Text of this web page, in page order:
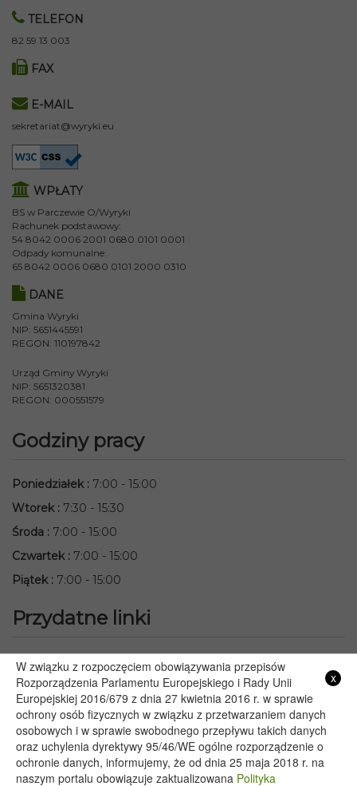
TELEFON
82 59 13 003
FAX
E-MAIL
sekretariat@wyryki.eu
WPŁATY
BS w Parczewie O/Wyryki
Rachunek podstawowy:
54 8042 0006 2001 0680 0101 0001
Odpady komunalne:
65 8042 0006 0680 0101 2000 0310
DANE
Gmina Wyryki
NIP: 5651445591
REGON: 110197842
Urząd Gminy Wyryki
NIP: 5651320381
REGON: 000551579
Godziny pracy
Poniedziałek: 7:00 - 15:00
Wtorek: 7:30 - 15:30
Środa : 7:00 - 15:00
Czwartek: 7:00 - 15:00
Piątek: 7:00 - 15:00
Przydatne linki
Starostwo Powiatowe we Włodawie
Lubelski Urząd Wojewódzki w Lublinie
Urząd Marszałkowski Województwa Lubelskiego w Lublinie
Serwis Rzeczypospolitej Polskiej
PGE – Planowane wyłączenia prądu
Poczta E-mail
x
W związku z rozpoczęciem obowiązywania przepisów
Rozporządzenia Parlamentu Europejskiego i Rady Unii
Europejskiej 2016/679 z dnia 27 kwietnia 2016 r. w sprawie
ochrony osób fizycznych w związku z przetwarzaniem danych
osobowych i w sprawie swobodnego przepływu takich danych
oraz uchylenia dyrektywy 95/46/WE ogólne rozporządzenie o
ochronie danych, informujemy, że od dnia 25 maja 2018 r. na
naszym portalu obowiązuje zaktualizowana Polityka